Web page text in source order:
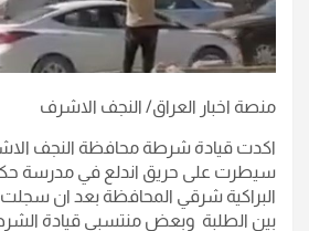
منصة اخبار العراق/ النجف الاشرف
اكدت قيادة شرطة محافظة النجف
سيطرت على حريق اندلع في مدرسة
البراكية شرقي المحافظة بعد ان سجلت
بين الطلبة وبعض منتسبي قيادة